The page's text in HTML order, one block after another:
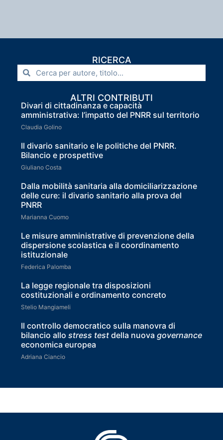
RICERCA
ALTRI CONTRIBUTI
Divari di cittadinanza e capacità
amministrativa: l’impatto del PNRR sul territorio
Claudia Golino
Il divario sanitario e le politiche del PNRR.
Bilancio e prospettive
Giuliano Costa
Dalla mobilità sanitaria alla domiciliarizzazione
delle cure: il divario sanitario alla prova del
PNRR
Marianna Cuomo
Le misure amministrative di prevenzione della
dispersione scolastica e il coordinamento
istituzionale
Federica Palomba
La legge regionale tra disposizioni
costituzionali e ordinamento concreto
Stelio Mangiameli
Il controllo democratico sulla manovra di
bilancio allo stress test della nuova governance
economica europea
Adriana Ciancio